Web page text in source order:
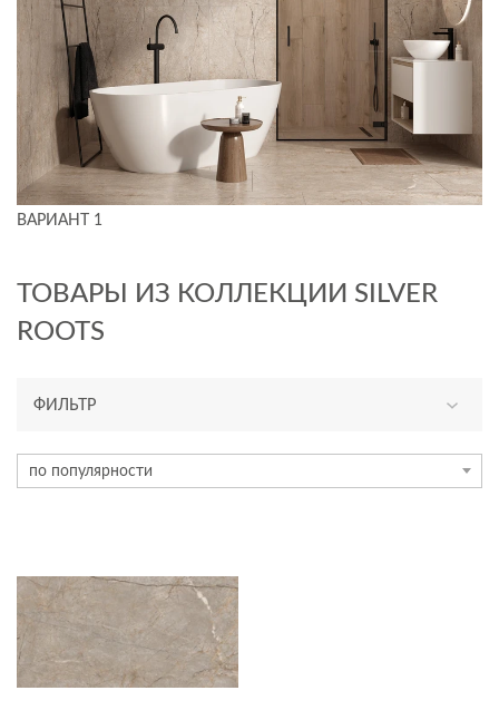
ВАРИАНТ 1
ТОВАРЫ ИЗ КОЛЛЕКЦИИ SILVER
ROOTS
ФИЛЬТР
керамогранит
ФОРМАТ ПЛИТКИ, СМ
по популярности